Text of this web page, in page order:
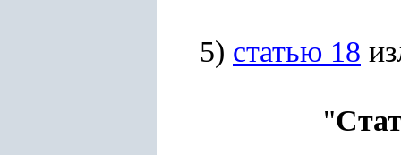
5) статью 18
"